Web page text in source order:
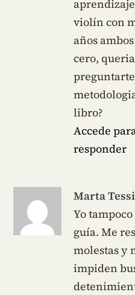
violín con
años
cero, queria
libro?
Accede
responder
Marta Tessi
Yo
guía. Me
molestas y
impiden